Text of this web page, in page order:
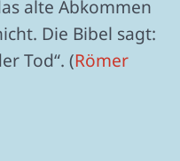
alte Abkommen
Die Bibel sagt:
Tod“. (Römer